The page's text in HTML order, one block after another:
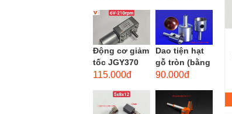
torque
mini JGA25-
310
Động cơ giảm
tốc JGY370
DC bánh răng
men xoắn
cao...
115.000đ
Dao tiện hạt
gỗ tròn (bằng
thép trắng)
90.000đ